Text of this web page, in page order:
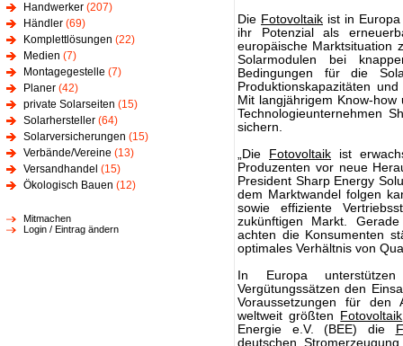
Handwerker (207)
Händler (69)
Komplettlösungen (22)
Medien (7)
Montagegestelle (7)
Planer (42)
private Solarseiten (15)
Solarhersteller (64)
Solarversicherungen (15)
Verbände/Vereine (13)
Versandhandel (15)
Ökologisch Bauen (12)
Mitmachen
Login / Eintrag ändern
Die Fotovoltaik ist in
ihr Potenzial als
europäische Marktsituation
Solarmodulen bei
Bedingungen für die
Produktionskapazitäten
Mit langjährigem Know-
Technologieunternehmen
sichern.
„Die
Fotovoltaik ist
Produzenten vor neue
President Sharp Energy
dem Marktwandel folgen
sowie effiziente
zukünftigen Markt.
achten die Konsumenten
optimales Verhältnis von
In Europa
Vergütungssätzen den
Voraussetzungen für
weltweit größten
Fotovoltaik
Energie e.V. (BEE) die
deutschen